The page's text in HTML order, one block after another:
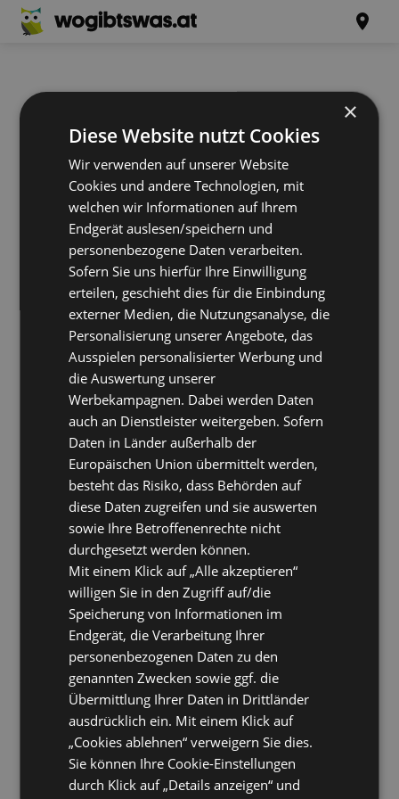
×
Diese Website nutzt Cookies
Wir verwenden auf unserer Website
Cookies und andere Technologien, mit
welchen wir Informationen auf Ihrem
Endgerät auslesen/speichern und
personenbezogene Daten verarbeiten.
Sofern Sie uns hierfür Ihre Einwilligung
erteilen, geschieht dies für die Einbindung
externer Medien, die Nutzungsanalyse, die
Personalisierung unserer Angebote, das
Ausspielen personalisierter Werbung und
die Auswertung unserer
Werbekampagnen. Dabei werden Daten
auch an Dienstleister weitergeben. Sofern
Daten in Länder außerhalb der
Europäischen Union übermittelt werden,
besteht das Risiko, dass Behörden auf
diese Daten zugreifen und sie auswerten
sowie Ihre Betroffenenrechte nicht
durchgesetzt werden können.
Mit einem Klick auf „Alle akzeptieren“
willigen Sie in den Zugriff auf/die
Speicherung von Informationen im
Endgerät, die Verarbeitung Ihrer
personenbezogenen Daten zu den
genannten Zwecken sowie ggf. die
Übermittlung Ihrer Daten in Drittländer
ausdrücklich ein. Mit einem Klick auf
„Cookies ablehnen“ verweigern Sie dies.
Sie können Ihre Cookie-Einstellungen
durch Klick auf „Details anzeigen“ und